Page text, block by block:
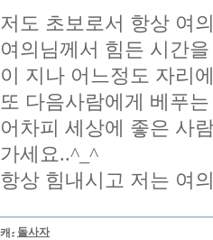
저도 초보로서 항상 여
여의님께서 힘든 시간
이 지나 어느정도 자리
또 다음사람에게 베푸
어차피 세상에 좋은 사
가세요..^_^
항상 힘내시고 저는 여
돌사자